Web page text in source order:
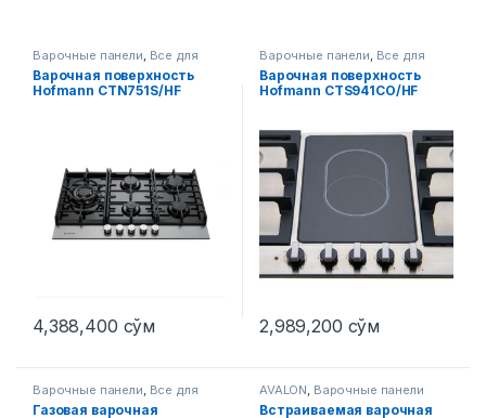
Варочные панели, Все для
кухни
Варочная поверхность
Hofmann CTN751S/HF
4,388,400 сўм
Варочные панели, Все для
кухни
Варочная поверхность
Hofmann CTS941CO/HF
2,989,200 сўм
Варочные панели, Все для
кухни
Газовая варочная
AVALON, Варочные панели
Встраиваемая варочная